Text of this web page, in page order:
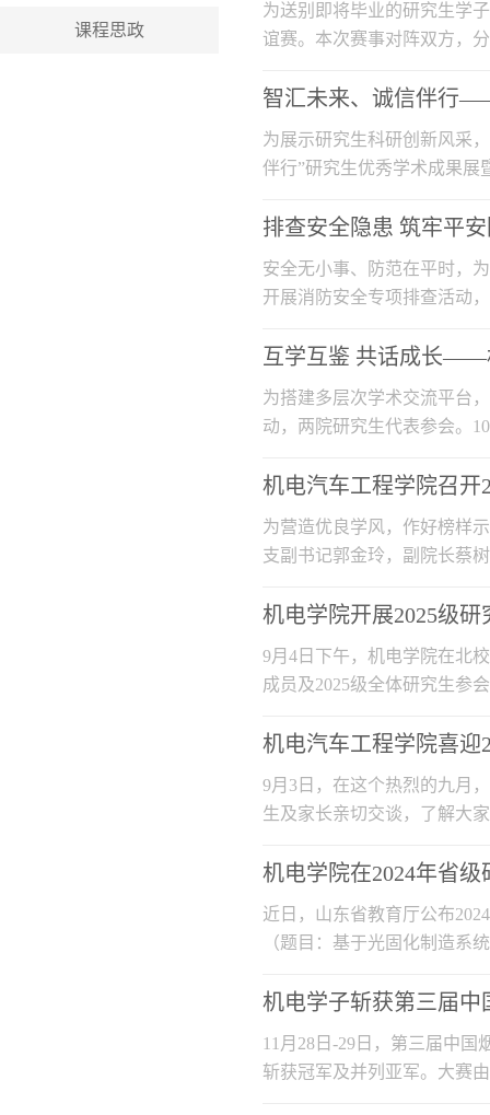
课程思政
为送别即将毕业的研究生学
谊赛。本次赛事对阵双方，
智汇未来、诚信伴行
为展示研究生科研创新风采
伴行”研究生优秀学术成果展
排查安全隐患 筑牢平
安全无小事、防范在平时，
开展消防安全专项排查活动
互学互鉴 共话成长——
为搭建多层次学术交流平台
动，两院研究生代表参会。
机电汽车工程学院召开
为营造优良学风，作好榜样
支副书记郭金玲，副院长蔡
机电学院开展2025级
9月4日下午，机电学院在北
成员及2025级全体研究生参
机电汽车工程学院喜迎
9月3日，在这个热烈的九月
生及家长亲切交谈，了解大
机电学院在2024年省
近日，山东省教育厅公布
（题目：基于光固化制造系
机电学子斩获第三届
​11月28日-29日，第三届中
斩获冠军及并列亚军。大赛